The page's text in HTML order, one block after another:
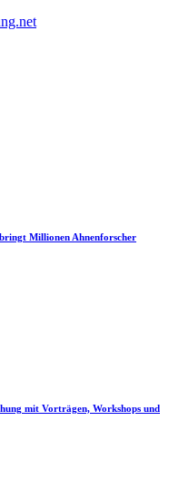
Millionen Ahnenforscher
mit Vorträgen, Workshops und